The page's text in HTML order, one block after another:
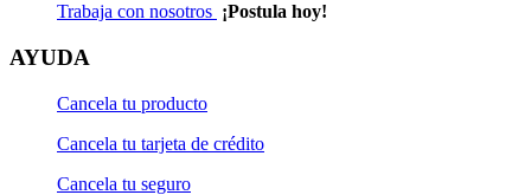
Trabaja con nosotros ¡Postula hoy!
AYUDA
Cancela tu producto
Cancela tu tarjeta de crédito
Cancela tu seguro